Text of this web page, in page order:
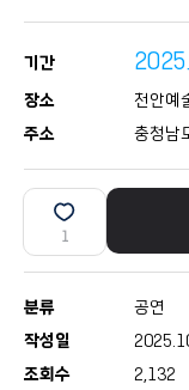
기간
장소
천안예
주소
충청남
1
분류
공연
작성일
조회수
2,132